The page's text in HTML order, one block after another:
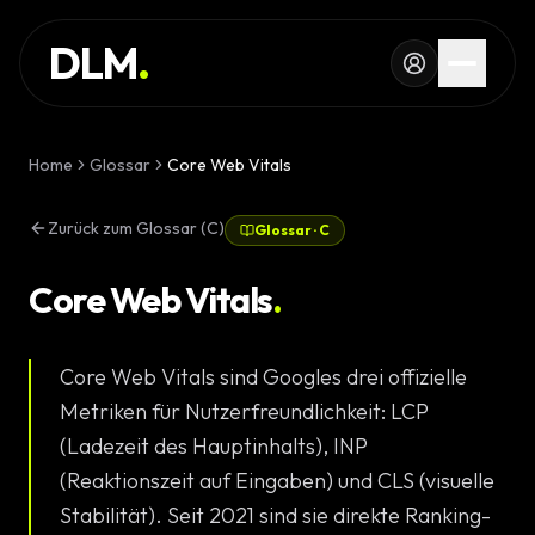
Skip to main content
DLM.
DIENSTLEISTUNG
REFERENZEN
WISSEN
GLOSSAR
MAGAZIN
RECHNER
PROJEKT
STARTEN
Home Glossar Core Web Vitals
Zurück zum Glossar (C) Glossar· C
Core Web Vitals.
Core Web Vitals sind Googles drei offizielle
Metriken für Nutzerfreundlichkeit: LCP
(Ladezeit des Hauptinhalts), INP
(Reaktionszeit auf Eingaben) und CLS (visuelle
Stabilität). Seit 2021 sind sie direkte Ranking-